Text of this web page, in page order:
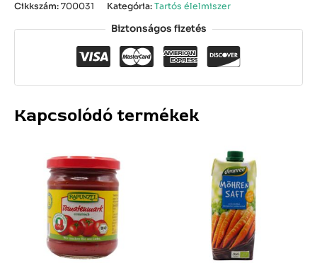
Cikkszám:700031 Kategória:Tartós élelmiszer
Biztonságos fizetés
Kapcsolódó termékek